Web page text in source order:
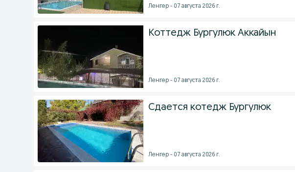
Ленгер - 07 августа 2026 г.
Коттедж Бургулюк Аккайын
Ленгер - 07 августа 2026 г.
Сдается котедж Бургулюк
Ленгер - 07 августа 2026 г.